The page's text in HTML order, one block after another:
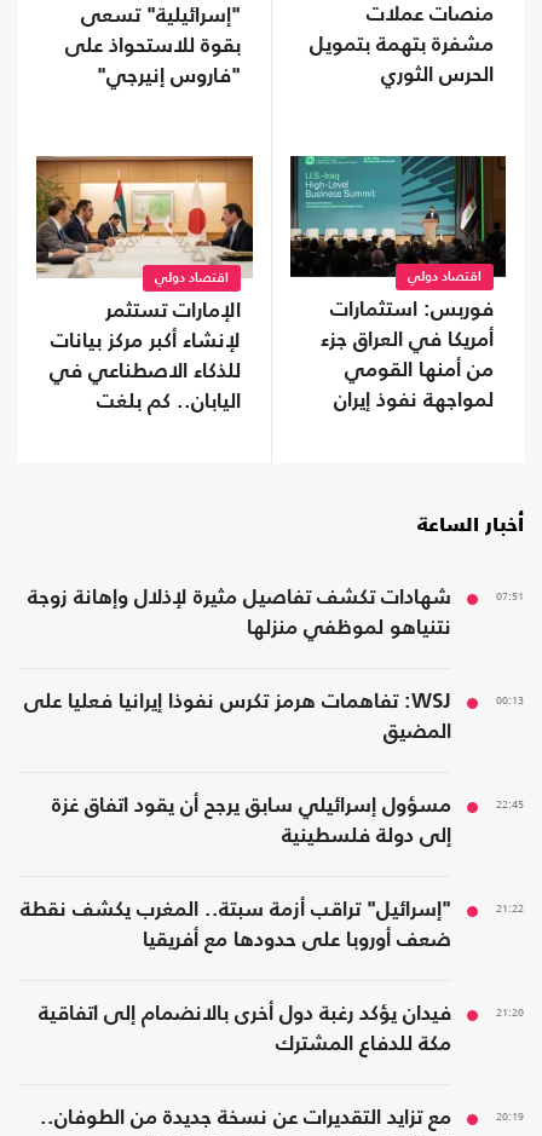
منصات عملات
مشفرة بتهمة بتمويل
الحرس الثوري
"إسرائيلية" تسعى
بقوة للاستحواذ على
"فاروس إنيرجي"
اقتصاد دولي
فوربس: استثمارات
أمريكا في العراق جزء
من أمنها القومي
لمواجهة نفوذ إيران
اقتصاد دولي
الإمارات تستثمر
لإنشاء أكبر مركز بيانات
للذكاء الاصطناعي في
اليابان.. كم بلغت
أخبار الساعة
07:51
شهادات تكشف تفاصيل مثيرة لإذلال وإهانة زوجة
نتنياهو لموظفي منزلها
00:13
WSJ: تفاهمات هرمز تكرس نفوذا إيرانيا فعليا على
المضيق
22:45
مسؤول إسرائيلي سابق يرجح أن يقود اتفاق غزة
إلى دولة فلسطينية
21:22
"إسرائيل" تراقب أزمة سبتة.. المغرب يكشف نقطة
ضعف أوروبا على حدودها مع أفريقيا
21:20
فيدان يؤكد رغبة دول أخرى بالانضمام إلى اتفاقية
مكة للدفاع المشترك
20:19
مع تزايد التقديرات عن نسخة جديدة من الطوفان..